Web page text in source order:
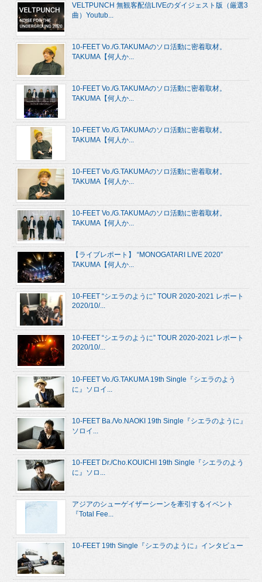
VELTPUNCH 無観客配信LIVEのダイジェスト版（厳選3
曲）Youtub...
10-FEET Vo./G.TAKUMAのソロ活動に密着取材。
TAKUMA【何人か...
10-FEET Vo./G.TAKUMAのソロ活動に密着取材。
TAKUMA【何人か...
10-FEET Vo./G.TAKUMAのソロ活動に密着取材。
TAKUMA【何人か...
10-FEET Vo./G.TAKUMAのソロ活動に密着取材。
TAKUMA【何人か...
10-FEET Vo./G.TAKUMAのソロ活動に密着取材。
TAKUMA【何人か...
【ライブレポート】 “MONOGATARI LIVE 2020”
TAKUMA【何人か...
10-FEET “シエラのように” TOUR 2020-2021 レポート
2020/10/...
10-FEET “シエラのように” TOUR 2020-2021 レポート
2020/10/...
10-FEET Vo./G.TAKUMA 19th Single『シエラのよう
に』ソロイ...
10-FEET Ba./Vo.NAOKI 19th Single『シエラのように』
ソロイ...
10-FEET Dr./Cho.KOUICHI 19th Single『シエラのよう
に』ソロ...
アジアのシューゲイザーシーンを牽引するイベント
『Total Fee...
10-FEET 19th Single『シエラのように』インタビュー